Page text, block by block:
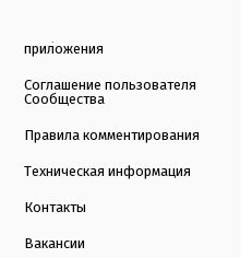
приложения
Соглашение пользователя
Сообщества
Правила комментирования
Техническая информация
Контакты
Вакансии